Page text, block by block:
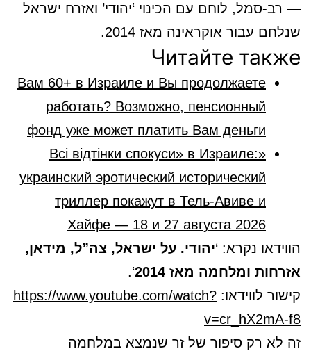
— רב-סמל, לוחם עם הכינוי ‘יהודי’ ואזרח ישראל
שנלחם עבור אוקראינה מאז 2014.
Читайте также
Вам 60+ в Израиле и Вы продолжаете
работать? Возможно, пенсионный
фонд уже может платить Вам деньги
«Всі відтінки спокуси» в Израиле:
украинский эротический исторический
триллер покажут в Тель-Авиве и
Хайфе — 18 и 27 августа 2026
הווידאו נקרא: ‘יהודי. על ישראל, צה”ל, מידאן,
אזרחות ומלחמה מאז 2014
‘.
קישור לווידאו: https://www.youtube.com/watch?
v=cr_hX2mA-f8
זה לא רק סיפור של זר שנמצא במלחמה